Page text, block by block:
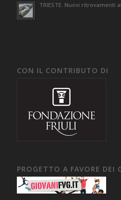
TRIESTE. Nuovi ritrovamenti
CON IL CONTRIBUTO DI
PROGETTO A FAVORE